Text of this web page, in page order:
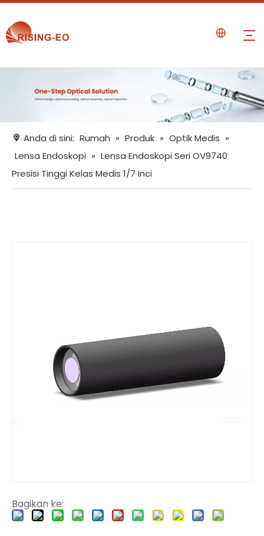
Anda di sini: Rumah » Produk » Optik Medis »
Lensa Endoskopi » Lensa Endoskopi Seri OV9740
Presisi Tinggi Kelas Medis 1/7 Inci
Bagikan ke: